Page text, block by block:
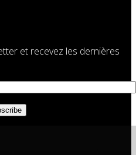
et recevez les dernières